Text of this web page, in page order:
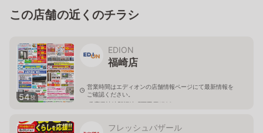
この店舗の近くのチラシ
54枚
EDION
福崎店
営業時間はエディオンの店舗情報ページにて最新情報を
ご確認ください。
兵庫県神崎郡福崎町西田原1706
フレッシュバザール